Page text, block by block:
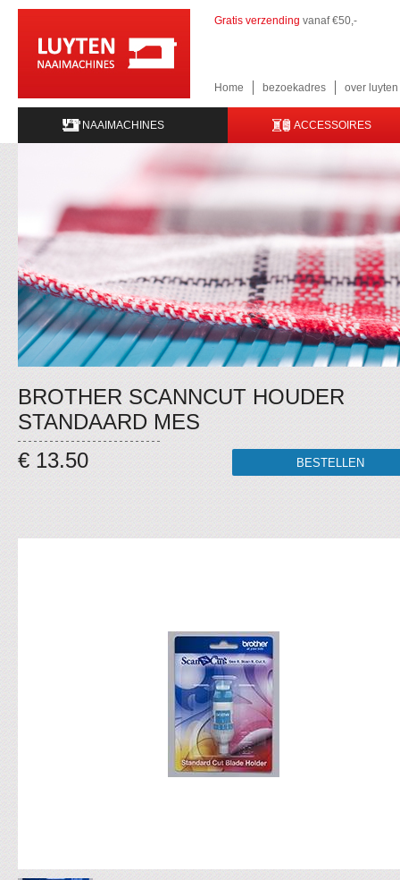
Gratis verzending vanaf €50,-
Home bezoekadres over
NAAIMACHINES ACCESSOIRES
BROTHER SCANNCUT HOUDER
STANDAARD MES
€ 13.50